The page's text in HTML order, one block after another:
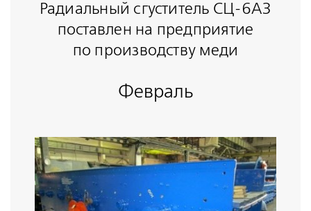
Радиальный сгуститель СЦ-6А3
поставлен на предприятие
по производству меди
Февраль